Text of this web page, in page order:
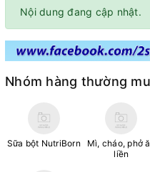
Nội dung đang cập nhật.
Nhóm hàng thường
Sữa bột NutriBorn
Mì, cháo, phở
liền